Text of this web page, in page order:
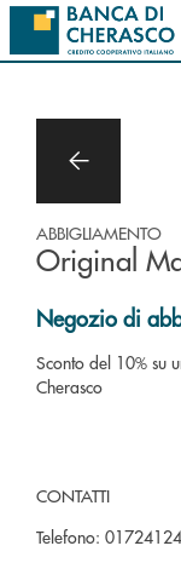
Salta al contenuto
ABBIGLIAMENTO
Original
Negozio di
Sconto del 10% su
Cherasco
CONTATTI
Telefono: